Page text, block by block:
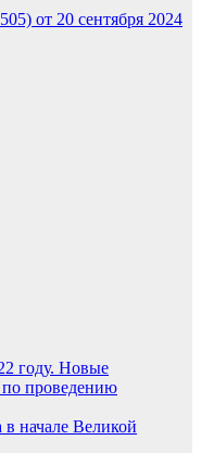
от 20 сентября 2024
году. Новые
проведению
начале Великой